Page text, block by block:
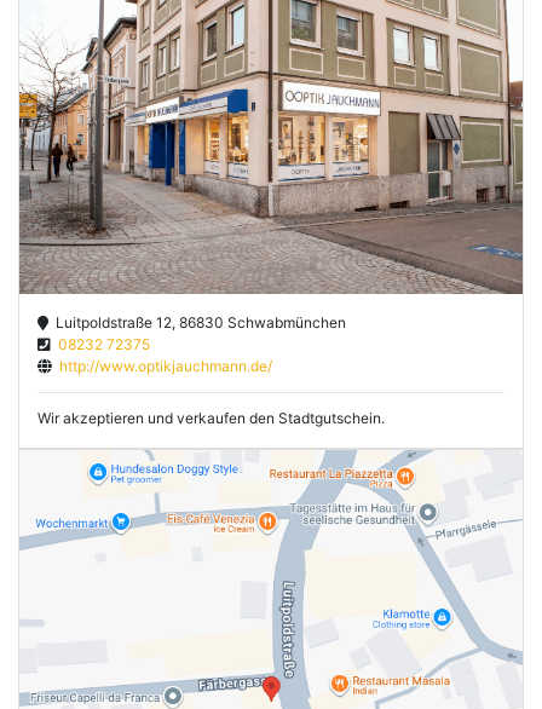
Luitpoldstraße 12, 86830 Schwabmünchen
08232 72375
http://www.optikjauchmann.de/
Wir akzeptieren und verkaufen den Stadtgutschein.